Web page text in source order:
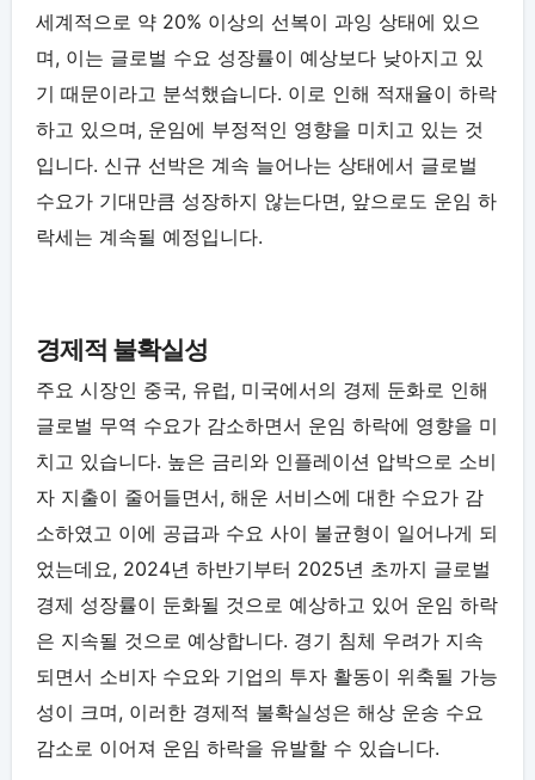
세계적으로 약 20% 이상의 선복이 과잉 상태에 있으
며, 이는 글로벌 수요 성장률이 예상보다 낮아지고 있
기 때문이라고 분석했습니다. 이로 인해 적재율이 하락
하고 있으며, 운임에 부정적인 영향을 미치고 있는 것
입니다. 신규 선박은 계속 늘어나는 상태에서 글로벌
수요가 기대만큼 성장하지 않는다면, 앞으로도 운임 하
락세는 계속될 예정입니다.
경제적 불확실성
주요 시장인 중국, 유럽, 미국에서의 경제 둔화로 인해
글로벌 무역 수요가 감소하면서 운임 하락에 영향을 미
치고 있습니다. 높은 금리와 인플레이션 압박으로 소비
자 지출이 줄어들면서, 해운 서비스에 대한 수요가 감
소하였고 이에 공급과 수요 사이 불균형이 일어나게 되
었는데요, 2024년 하반기부터 2025년 초까지 글로벌
경제 성장률이 둔화될 것으로 예상하고 있어 운임 하락
은 지속될 것으로 예상합니다. 경기 침체 우려가 지속
되면서 소비자 수요와 기업의 투자 활동이 위축될 가능
성이 크며, 이러한 경제적 불확실성은 해상 운송 수요
감소로 이어져 운임 하락을 유발할 수 있습니다.